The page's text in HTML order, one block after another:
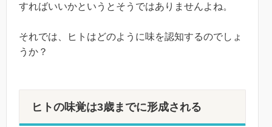
すればいいかというとそうではありませんよね。
それでは、ヒトはどのように味を認知するのでしょ
うか？
ヒトの味覚は3歳までに形成される